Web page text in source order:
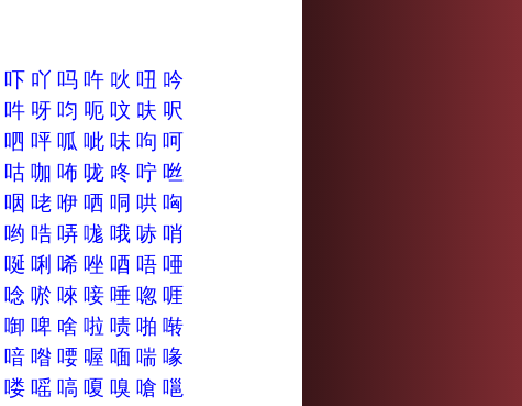
吓 吖 吗 吘 吙 吜 吟
吽 呀 呁 呃 呅 呋 呎
呬 呯 呱 呲 味 呴 呵
咕 咖 咘 咙 咚 咛 咝
咽 咾 咿 哂 哃 哄 哅
哟 哠 哢 哤 哦 哧 哨
唌 唎 唏 唑 唒 唔 唖
唸 唹 唻 唼 唾 唿 啀
啣 啤 啥 啦 啧 啪 啭
喑 喒 喓 喔 喕 喘 喙
喽 嗂 嗃 嗄 嗅 嗆 嗈